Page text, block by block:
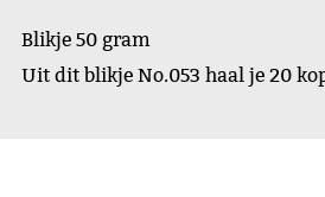
Blikje 50 gram
Uit dit blikje No.053 haal je 20